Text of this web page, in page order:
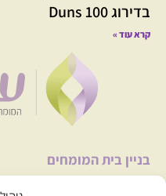
בדירוג Duns 100
קרא עוד »
בניין בית המומחים